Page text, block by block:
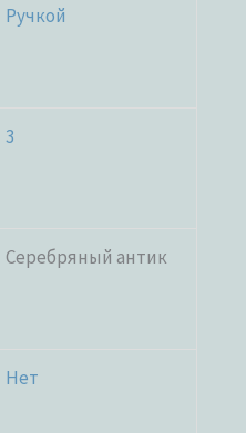
Ручкой
3
Серебряный антик
Нет